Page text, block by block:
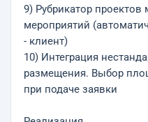
9) Рубрикатор проектов
мероприятий
- клиент)
10) Интеграция
размещения. Выбор
при подаче заявки